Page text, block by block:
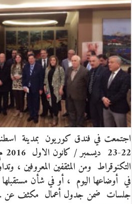
اجتمعت في فندق كوريون بمدينة
التكنوقراط ومن المثقفين المعروفين ،
في أوضاعها اليوم ، أو في شأن
جلسات ضمن جدول أعمال مكثف